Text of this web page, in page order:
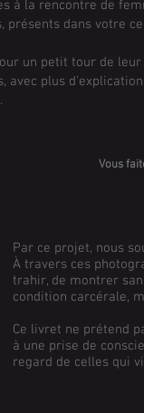
à la rencontre de
présents dans votre
un petit tour de
avec plus
Vous
Par ce projet, nous
À travers ces
trahir, de montrer
condition carcérale,
Ce livret ne prétend
à une prise de
regard de celles qui